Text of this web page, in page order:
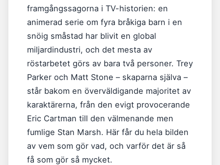
framgångssagorna i TV-historien: en
animerad serie om fyra bråkiga barn i en
snöig småstad har blivit en global
miljardindustri, och det mesta av
röstarbetet görs av bara två personer. Trey
Parker och Matt Stone – skaparna själva –
står bakom en överväldigande majoritet av
karaktärerna, från den evigt provocerande
Eric Cartman till den välmenande men
fumlige Stan Marsh. Här får du hela bilden
av vem som gör vad, och varför det är så
få som gör så mycket.